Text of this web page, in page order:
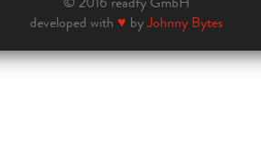
developed with ♥ byJohnny Bytes